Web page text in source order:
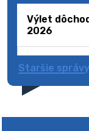
Výlet
2026
Staršie správy